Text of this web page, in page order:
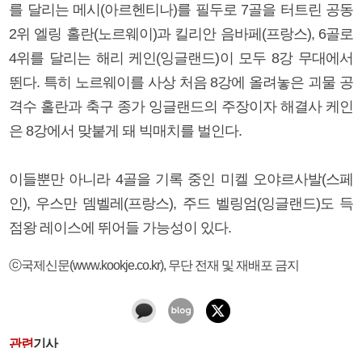
를 달리는 메시(아르헨티나)를 필두로 7골을 터트린 공동
2위 엘링 홀란(노르웨이)과 킬리안 음바페(프랑스), 6골로
4위를 달리는 해리 케인(잉글랜드)이 모두 8강 무대에서
뛴다. 특히 노르웨이를 사상 처음 8강에 올려놓은 괴물 공
격수 홀란과 축구 종가 잉글랜드의 주장이자 해결사 케인
은 8강에서 맞붙게 돼 빅매치를 벌인다.
이들뿐만 아니라 4골을 기록 중인 미켈 오야르사발(스페
인), 우스만 뎀벨레(프랑스), 주드 벨링엄(잉글랜드)도 득
점왕 레이스에 뛰어들 가능성이 있다.
ⓒ국제신문(www.kookje.co.kr), 무단 전재 및 재배포 금지
관련기사